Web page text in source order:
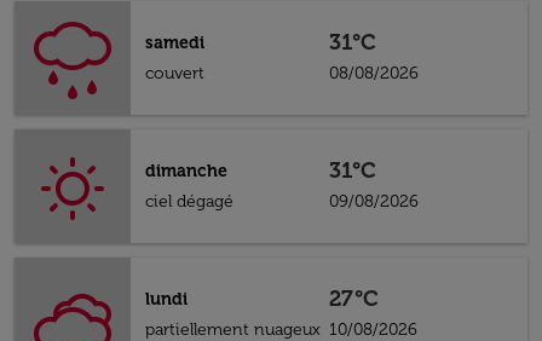
samedi
couvert
31°C
08/08/2026
dimanche
ciel dégagé
31°C
09/08/2026
lundi
partiellement nuageux
27°C
10/08/2026